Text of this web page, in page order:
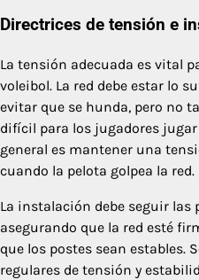
Directrices de tensión e
La tensión adecuada es vital
voleibol. La red debe estar lo
evitar que se hunda, pero no
difícil para los jugadores
general es mantener una
cuando la pelota golpea la red.
La instalación debe seguir las
asegurando que la red esté
que los postes sean estables.
regulares de tensión y